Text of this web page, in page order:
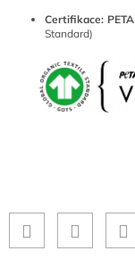
Certifikace: PETA
Standard)